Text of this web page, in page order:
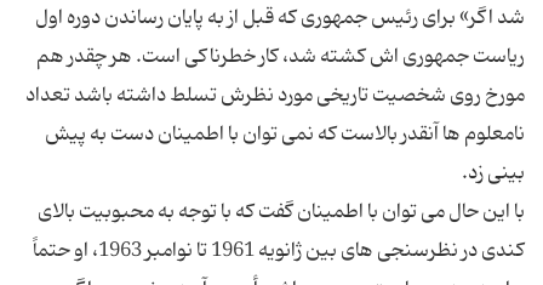
شد اگر» برای رئیس جمهوری که قبل از به پایان رساندن دوره اول
ریاست جمهوری اش کشته شد، کار خطرناکی است. هر چقدر هم
مورخ روی شخصیت تاریخی مورد نظرش تسلط داشته باشد تعداد
نامعلوم ها آنقدر بالاست که نمی توان با اطمینان دست به پیش
با این حال می توان با اطمینان گفت که با توجه به محبوبیت بالای
کندی در نظرسنجی های بین ژانویه 1961 تا نوامبر 1963، او حتماً